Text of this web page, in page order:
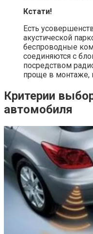
Кстати!
Есть
акустической
беспроводные
соединяются с
посредством
проще в монтаже,
Критерии
автомобиля